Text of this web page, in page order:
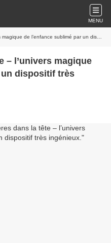
MENU
l’enfance sublimé par un dispositif très ingénieux.
– l’univers magique
un dispositif très